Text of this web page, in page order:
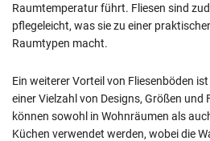
Raumtemperatur führt. Fliesen sind
pflegeleicht, was sie zu einer
Raumtypen macht.
Ein weiterer Vorteil von Fliesenböden
einer Vielzahl von Designs, Größen und
können sowohl in Wohnräumen als
Küchen verwendet werden, wobei die